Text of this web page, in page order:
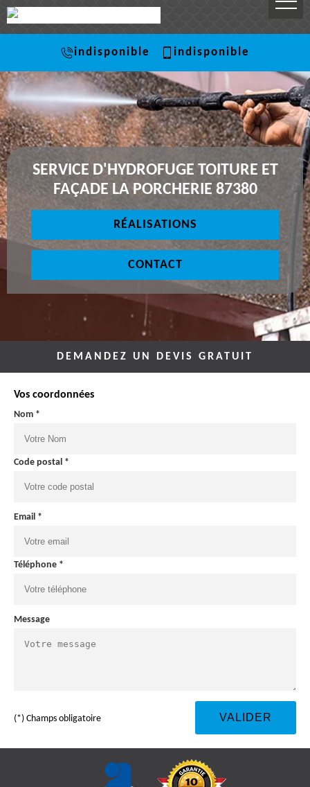
indisponible indisponible
SERVICE D'HYDROFUGE TOITURE ET
FAÇADE LA PORCHERIE 87380
RÉALISATIONS
CONTACT
DEMANDEZ UN DEVIS GRATUIT
Vos coordonnées
Nom *
Code postal *
Email *
Téléphone *
Message
(*) Champs obligatoire